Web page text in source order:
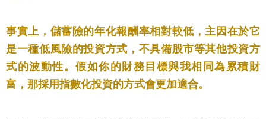
事實上，儲蓄險的年化報酬率相對較低，主因在於它
是一種低風險的投資方式，不具備股市等其他投資方
式的波動性。假如你的財務目標與我相同為累積財
富，那採用指數化投資的方式會更加適合。